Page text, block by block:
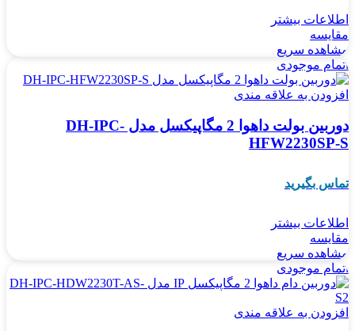
اطلاعات بیشتر
مقایسه
مشاهده سریع
اتمام موجودی
افزودن به علاقه مندی
دوربین بولت داهوا 2 مگاپیکسل مدل DH-IPC-
HFW2230SP-S
تماس بگیرید
اطلاعات بیشتر
مقایسه
مشاهده سریع
اتمام موجودی
افزودن به علاقه مندی